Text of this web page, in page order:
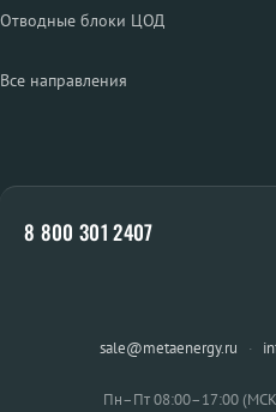
Отводные блоки ЦОД
Все направления
8 800 301 2407
sale@metaenergy.ru ·
Пн–Пт 08:00–17:00